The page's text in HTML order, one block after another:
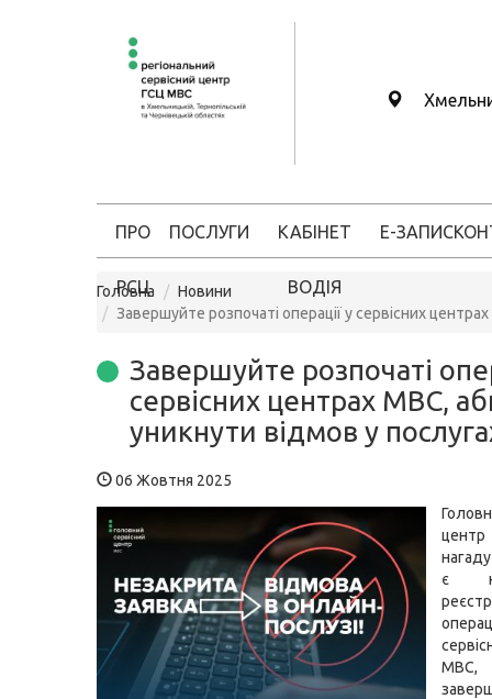
ПРО
РСЦ
ПОСЛУГИ КАБІНЕТ
ВОДІЯ
Е-ЗАПИС
Головна
Новини
Завершуйте розпочаті операції у сервісних
Завершуйте розпочаті
сервісних центрах МВС,
уникнути відмов у
06 Жовтня 2025
є
МВС,